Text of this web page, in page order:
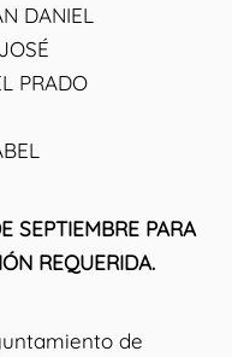
DANIEL
PRADO
SEPTIEMBRE PARA
REQUERIDA.
de